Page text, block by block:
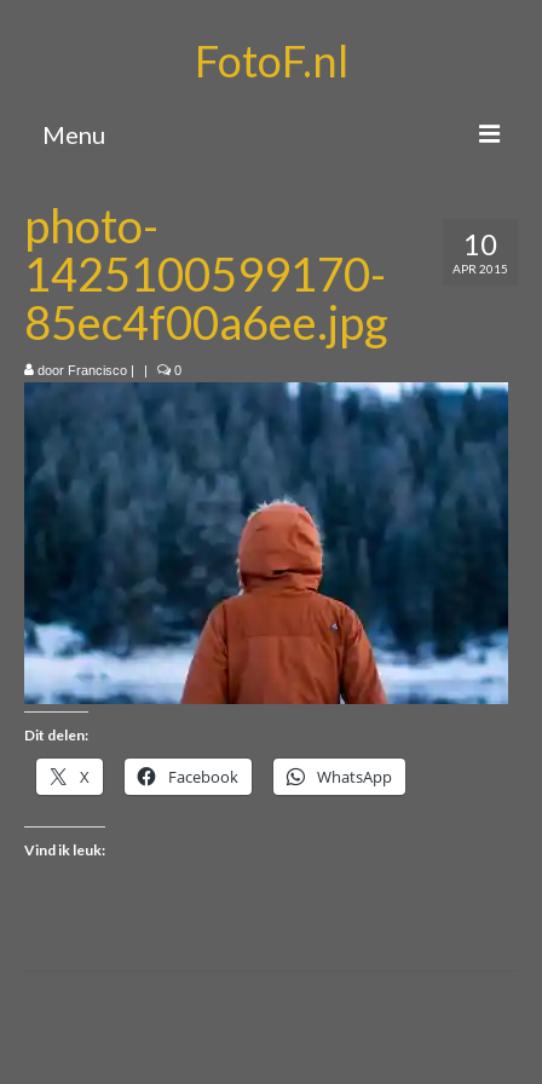
FotoF.nl
Menu
Portfolio
Over mij
10
APR 2015
photo-
1425100599170-
85ec4f00a6ee.jpg
door Francisco | | 0
Dit delen:
X Facebook WhatsApp
Vind ik leuk: